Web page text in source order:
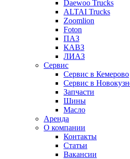
Daewoo Trucks
ALTAI Trucks
Zoomlion
Foton
ПАЗ
КАВЗ
ЛИАЗ
Сервис
Сервис в Кемерово
Сервис в
Запчасти
Шины
Масло
Аренда
О компании
Контакты
Статьи
Вакансии